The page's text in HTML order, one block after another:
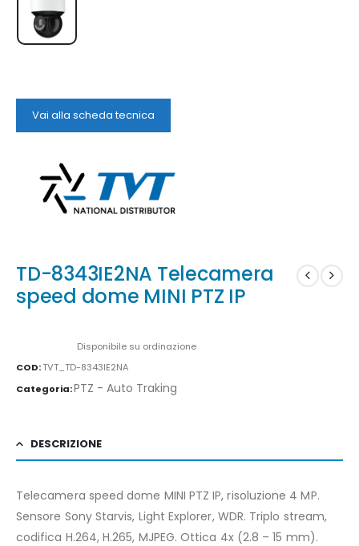
Vai alla scheda tecnica
TD-8343IE2NA Telecamera
speed dome MINI PTZ IP
Disponibile su ordinazione
COD:TVT_TD-8343IE2NA
Categoria:PTZ - Auto Traking
DESCRIZIONE
Telecamera speed dome MINI PTZ IP, risoluzione 4 MP.
Sensore Sony Starvis, Light Explorer, WDR. Triplo stream,
codifica H.264, H.265, MJPEG. Ottica 4x (2.8 – 15 mm).